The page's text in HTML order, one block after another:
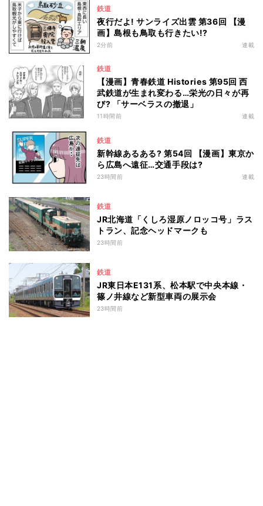
鉄道
夜行だよ! サンライズ出雲 第36回 【漫
画】島根も鳥取も行きたい!?
2分前 連載
鉄道
【漫画】青春鉄道 Histories 第95回 西
武鉄道が生まれ変わる…栄光の日々が再
び? 「サーベラスの撤退」
11時間前 連載
鉄道
新幹線あるある? 第54回 【漫画】東京か
ら広島へ遠征…交通手段は?
23時間前 連載
鉄道
JR北海道「くしろ湿原ノロッコ号」ラス
トラン、記念ヘッドマークも
23時間前
鉄道
JR東日本E131系、松本駅で中央本線・
篠ノ井線など新型車両の展示会
23時間前